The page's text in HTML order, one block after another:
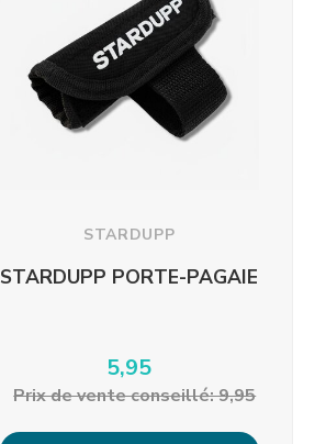
STARDUPP
STARDUPP PORTE-PAGAIE
5,95
Prix ​​de vente conseillé: 9,95